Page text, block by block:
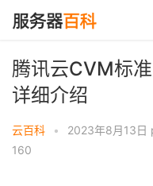
腾讯云CVM标
详细介绍
云百科 • 2023年8月13日
160